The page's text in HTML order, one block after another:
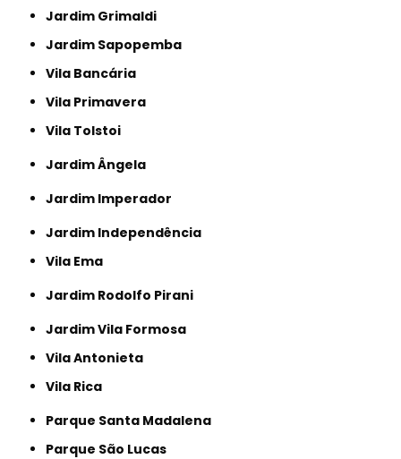
Jardim Grimaldi
Jardim Sapopemba
Vila Bancária
Vila Primavera
Vila Tolstoi
Jardim Ângela
Jardim Imperador
Jardim Independência
Vila Ema
Jardim Rodolfo Pirani
Jardim Vila Formosa
Vila Antonieta
Vila Rica
Parque Santa Madalena
Parque São Lucas